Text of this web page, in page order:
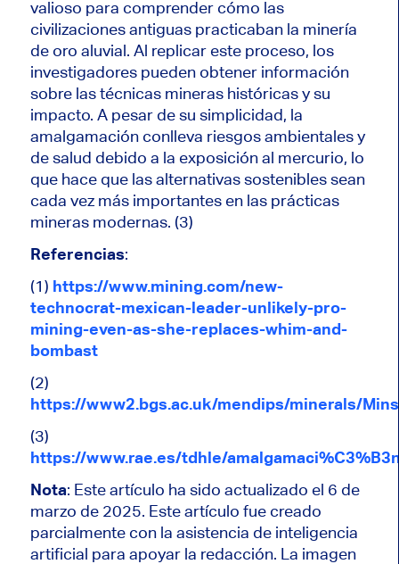
valioso para comprender cómo las
civilizaciones antiguas practicaban la minería
de oro aluvial. Al replicar este proceso, los
investigadores pueden obtener información
sobre las técnicas mineras históricas y su
impacto. A pesar de su simplicidad, la
amalgamación conlleva riesgos ambientales y
de salud debido a la exposición al mercurio, lo
que hace que las alternativas sostenibles sean
cada vez más importantes en las prácticas
mineras modernas. (3)
Referencias:
(1) https://www.mining.com/new-
technocrat-mexican-leader-unlikely-pro-
mining-even-as-she-replaces-whim-and-
bombast
(2)
https://www2.bgs.ac.uk/mendips/minerals/
(3)
https://www.rae.es/tdhle/
Nota: Este artículo ha sido actualizado el 6 de
marzo de 2025. Este artículo fue creado
parcialmente con la asistencia de inteligencia
artificial para apoyar la redacción. La imagen